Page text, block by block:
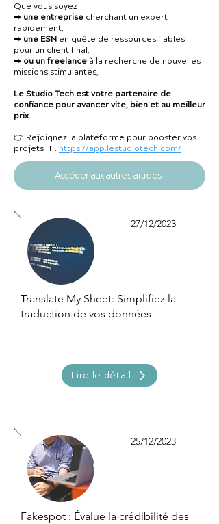
Que vous soyez
➡️ une entreprise cherchant un expert
rapidement,
➡️ une ESN en quête de ressources fiables
pour un client final,
➡️ ou un freelance à la recherche de nouvelles
missions stimulantes,
Le Studio Tech est votre partenaire de
confiance pour avancer vite, bien et au meilleur
prix.
👉 Rejoignez la plateforme pour booster vos
projets IT : https://app.lestudiotech.com/
Accéder aux autres articles
27/12/2023
Translate My Sheet: Simplifiez la
traduction de vos données
Lire le détail
25/12/2023
Fakespot : Évalue la crédibilité des